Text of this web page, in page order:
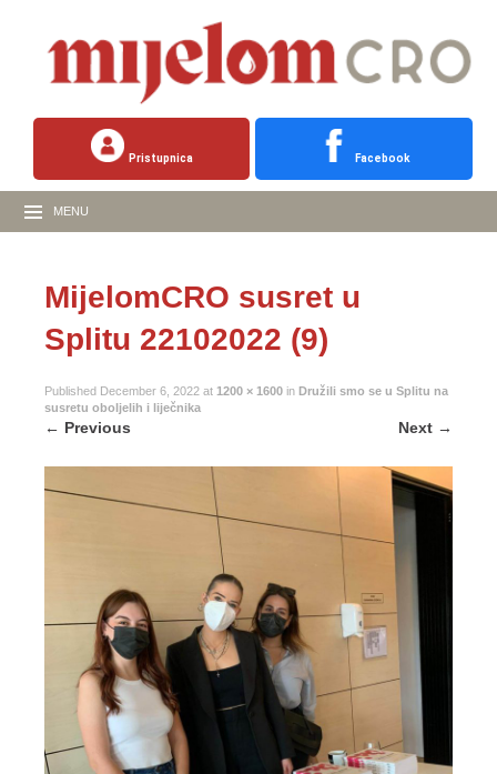
Pristupnica Facebook
MENU
MijelomCRO susret u
Splitu 22102022 (9)
Published December 6, 2022 at 1200 × 1600 in Družili smo se u Splitu na
susretu oboljelih i liječnika
← Previous Next →